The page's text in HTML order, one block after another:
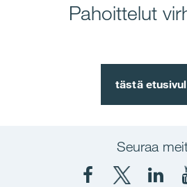
Pahoittelut
tästä
Seuraa